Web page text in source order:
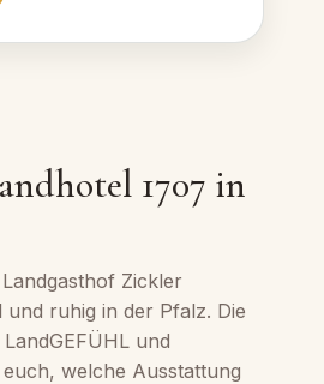
1707 in
Zickler
ruhig in der Pfalz. Die
und
welche Ausstattung